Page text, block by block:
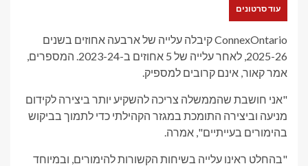
עוד סרטונים
ConnexOntario קיבלה עלייה של ארבעה אחוזים בשנים
2025-26, לאחר עלייה של 5 אחוזים ב-2023-24. המספרים,
אמר קאור, אינם קרובים למספיק.
"אני חושבת שהממשלה צריכה להשקיע יותר ביצירה לקידום
מניעה וביצירה התומכת במגזר הקהילתי כדי לתמוך בביקוש
בהימורים בעייתיים", אמרה.
"בהחלט ראינו עלייה בשיחות הקשורות להימורים, ובמיוחד